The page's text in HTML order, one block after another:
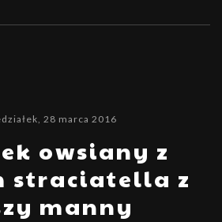
28 marca 2016
owsiany z
straciatella z
manny